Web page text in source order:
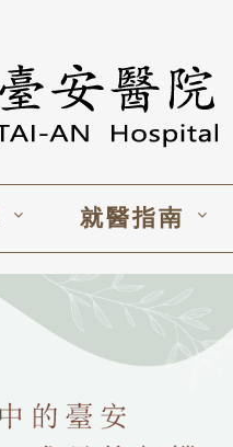
就醫指南